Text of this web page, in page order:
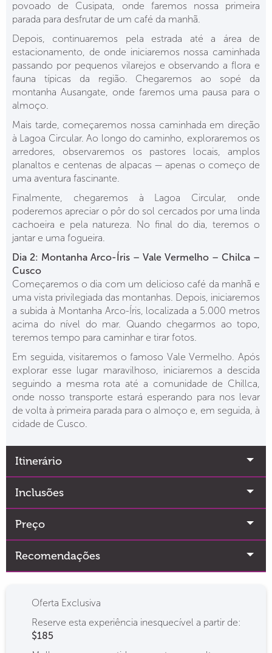
povoado de Cusipata, onde faremos nossa primeira
parada para desfrutar de um café da manhã.
Depois, continuaremos pela estrada até a área de
estacionamento, de onde iniciaremos nossa caminhada
passando por pequenos vilarejos e observando a flora e
fauna típicas da região. Chegaremos ao sopé da
montanha Ausangate, onde faremos uma pausa para o
almoço.
Mais tarde, começaremos nossa caminhada em direção
à Lagoa Circular. Ao longo do caminho, exploraremos os
arredores, observaremos os pastores locais, amplos
planaltos e centenas de alpacas — apenas o começo de
uma aventura fascinante.
Finalmente, chegaremos à Lagoa Circular, onde
poderemos apreciar o pôr do sol cercados por uma linda
cachoeira e pela natureza. No final do dia, teremos o
jantar e uma fogueira.
Dia 2: Montanha Arco-Íris – Vale Vermelho – Chilca –
Cusco
Começaremos o dia com um delicioso café da manhã e
uma vista privilegiada das montanhas. Depois, iniciaremos
a subida à Montanha Arco-Íris, localizada a 5.000 metros
acima do nível do mar. Quando chegarmos ao topo,
teremos tempo para caminhar e tirar fotos.
Em seguida, visitaremos o famoso Vale Vermelho. Após
explorar esse lugar maravilhoso, iniciaremos a descida
seguindo a mesma rota até a comunidade de Chillca,
onde nosso transporte estará esperando para nos levar
de volta à primeira parada para o almoço e, em seguida, à
cidade de Cusco.
Itinerário
Inclusões
Preço
Recomendações
Oferta Exclusiva
Reserve esta experiência inesquecível a partir de:
$185